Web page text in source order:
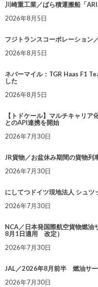
川崎重工業／ばら積運搬船「
2026年8月5日
フジトランスコーポレーション
2026年8月5日
ネバーマイル：TGR Haas F1
した
2026年8月5日
【トドケール】マルチキャリ
とのAPI連携を開始
2026年7月30日
JR貨物／お盆休み期間の貨物列
2026年7月30日
にしてつドイツ現地法人 シュ
2026年7月30日
NCA／日本発国際航空貨物燃
8月1日適用 改定）
2026年7月30日
JAL／2026年8月前半 燃油サー
2026年7月30日